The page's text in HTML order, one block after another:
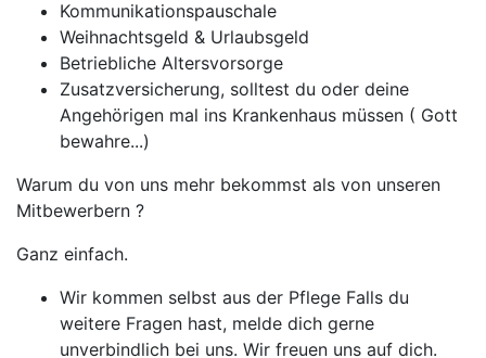
Kommunikationspauschale
Weihnachtsgeld & Urlaubsgeld
Betriebliche Altersvorsorge
Zusatzversicherung, solltest du oder deine
Angehörigen mal ins Krankenhaus müssen ( Gott
bewahre...)
Warum du von uns mehr bekommst als von unseren
Mitbewerbern ?
Ganz einfach.
Wir kommen selbst aus der Pflege Falls du
weitere Fragen hast, melde dich gerne
unverbindlich bei uns. Wir freuen uns auf dich.